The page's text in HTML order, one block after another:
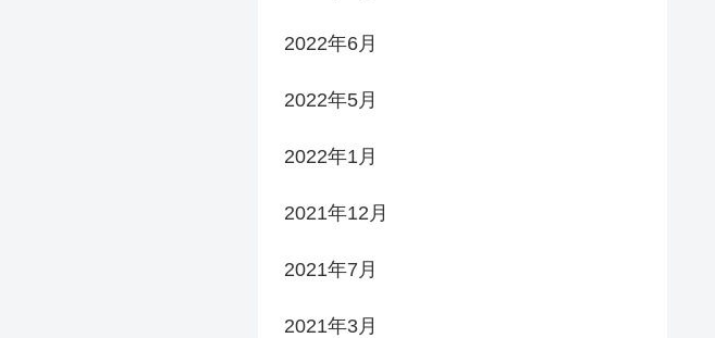
2022年6月
2022年5月
2022年1月
2021年12月
2021年7月
2021年3月